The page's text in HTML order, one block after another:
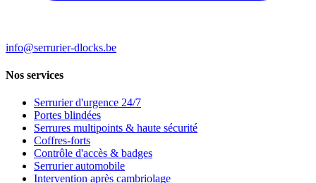
info@serrurier-dlocks.be
Nos services
Serrurier d'urgence 24/7
Portes blindées
Serrures multipoints & haute sécurité
Coffres-forts
Contrôle d'accès & badges
Serrurier automobile
Intervention après cambriolage